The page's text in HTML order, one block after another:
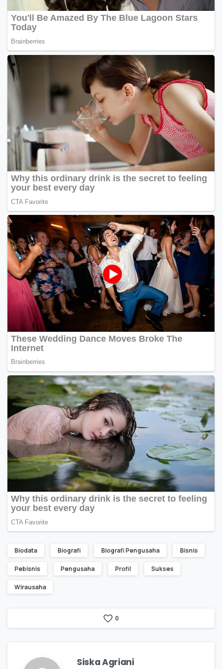
Biodata Biografi Biografi Pengusaha Bisnis
Pebisnis Pengusaha Profil Sukses
Wirausaha
0
Siska Agriani